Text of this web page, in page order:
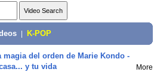
K-POP
magia del orden de Marie Kondo -
y tu vida
More